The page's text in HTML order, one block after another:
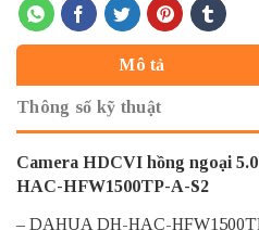
Mô tả
Thông số kỹ thuật
Camera HDCVI hồng ngoại
HAC-HFW1500TP-A-S2
– DAHUA DH-HAC-